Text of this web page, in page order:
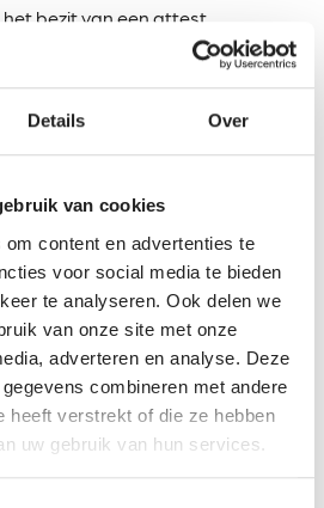
Details Over
van cookies
content en advertenties te
voor social media te bieden
te analyseren. Ook delen we
van onze site met onze
adverteren en analyse. Deze
combineren met andere
heeft verstrekt of die ze hebben
uw gebruik van hun services.
het bezit van een attest
2, een attest Niveau 1 is een
binnen een technische
baan (lange afstanden
neemt initiatief en draagt actief bij
verwachten?
brutoloon tot €5.100
op je ervaring, kennis en